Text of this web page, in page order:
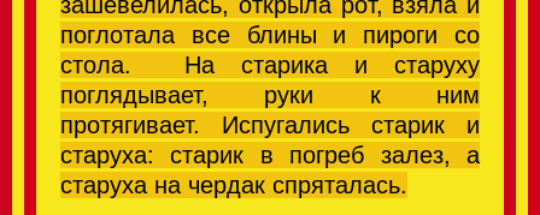
зашевелилась, открыла рот, взяла и
поглотала все блины и пироги со
стола. На старика и старуху
поглядывает, руки к ним
протягивает. Испугались старик и
старуха: старик в погреб залез, а
старуха на чердак спряталась.